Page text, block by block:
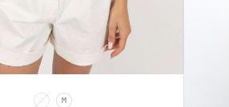
S M